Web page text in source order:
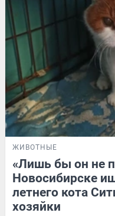
ЖИВОТНЫЕ
«Лишь бы он не
Новосибирске
летнего кота
хозяйки